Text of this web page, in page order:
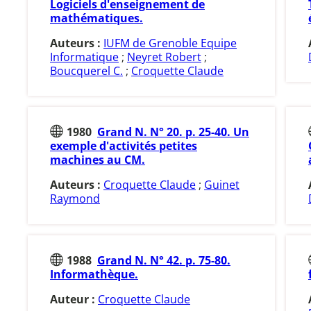
Logiciels d'enseignement de
mathématiques.
Auteurs : IUFM de Grenoble Equipe
Informatique ; Neyret Robert ;
Boucquerel C. ; Croquette Claude
1980 Grand N. N° 20. p. 25-40. Un
exemple d'activités petites
machines au CM.
Auteurs : Croquette Claude; Guinet
Raymond
1988 Grand N. N° 42. p. 75-80.
Informathèque.
Auteur : Croquette Claude